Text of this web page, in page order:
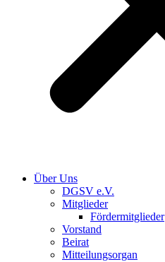
Über Uns
DGSV e.V.
Mitglieder
Fördermitglieder
Vorstand
Beirat
Mitteilungsorgan